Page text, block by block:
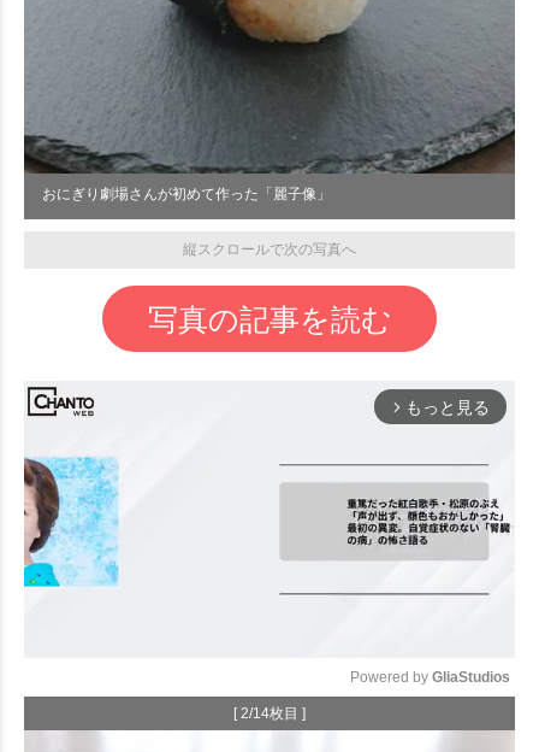
おにぎり劇場さんが初めて作った「麗子像」
縦スクロールで次の写真へ
写真の記事を読む
arrow_forward_ios もっと見る
Powered by GliaStudios
[ 2/14枚目 ]